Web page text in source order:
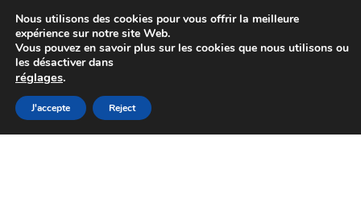
Colissimo livraison à partir de 7 EUR
Du lundi au vendredi de 9 h à 16 h
Aller
à
Aller
au
Nous utilisons des cookies pour vous offrir la meilleure
expérience sur notre site Web.
Vous pouvez en savoir plus sur les cookies que nous utilisons ou
les désactiver dans
réglages.
J'accepte Reject